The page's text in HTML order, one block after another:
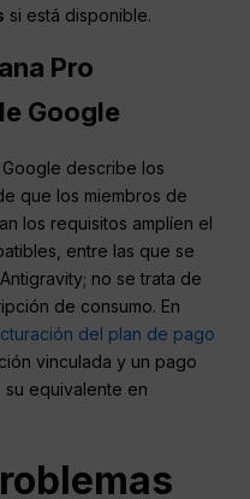
si está disponible.
Pro
Google
describe los
que los miembros de
los requisitos amplíen el
entre las que se
no se trata de
de consumo. En
del plan de pago
vinculada y un pago
su equivalente en